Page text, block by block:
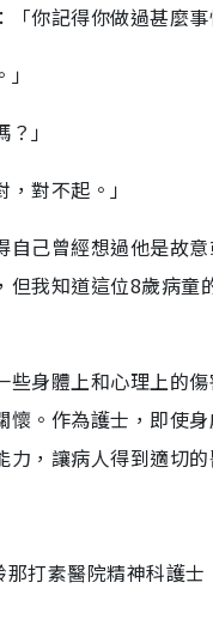
「你記得你做過甚麼
」
對不起。」
自己曾經想過他是故
但我知道這位8歲病
些身體上和心理上的
懷。作為護士，即使
力，讓病人得到適切
打素醫院精神科護士